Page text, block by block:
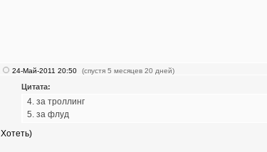
24-Май-2011 20:50 (спустя 5 месяцев 20 дней)
Цитата:
4. за троллинг
5. за флуд
Хотеть)